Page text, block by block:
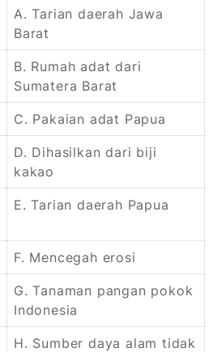
A. Tarian daerah Jawa
Barat
B. Rumah adat dari
Sumatera Barat
C. Pakaian adat Papua
D. Dihasilkan dari biji
kakao
E. Tarian daerah Papua
F. Mencegah erosi
G. Tanaman pangan pokok
Indonesia
H. Sumber daya alam tidak